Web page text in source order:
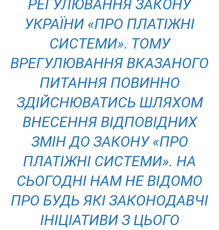
РЕГУЛЮВАННЯ ЗАКОНУ
УКРАЇНИ «ПРО ПЛАТІЖНІ
СИСТЕМИ». ТОМУ
ВРЕГУЛЮВАННЯ ВКАЗАНОГО
ПИТАННЯ ПОВИННО
ЗДІЙСНЮВАТИСЬ ШЛЯХОМ
ВНЕСЕННЯ ВІДПОВІДНИХ
ЗМІН ДО ЗАКОНУ «ПРО
ПЛАТІЖНІ СИСТЕМИ». НА
СЬОГОДНІ НАМ НЕ ВІДОМО
ПРО БУДЬ ЯКІ ЗАКОНОДАВЧІ
ІНІЦІАТИВИ З ЦЬОГО